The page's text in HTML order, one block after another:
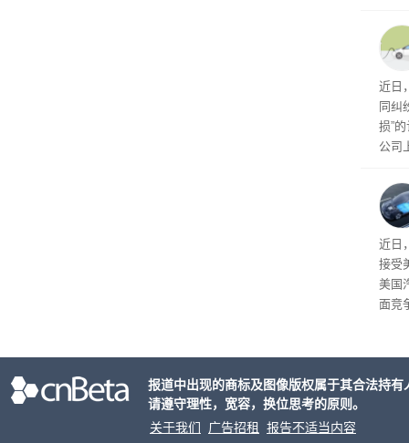
训练
近日
同纠
损”
公司
事
给
近日
接受
美国
面竞
报道中出现的商标及图像版权属于其合法持
请遵守理性，宽容，换位思考的原则。
关于我们
广告招租
报告不适当内容